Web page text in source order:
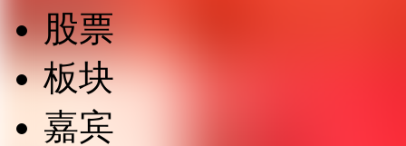
股票
板块
嘉宾